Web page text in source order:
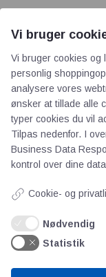
AOT
Om os
Priser
Kontakt
Persondata
Videncentre
Teknologisk Institut
Bitva
Videncentre
Vi bruger
Vi bruger cookies og
personlig
analysere vores
ønsker at tillade alle
typer cookies du vil
Tilpas nedenfor. I
Business Data
kontrol over dine
Cookie- og
Nødvendig
Statistik